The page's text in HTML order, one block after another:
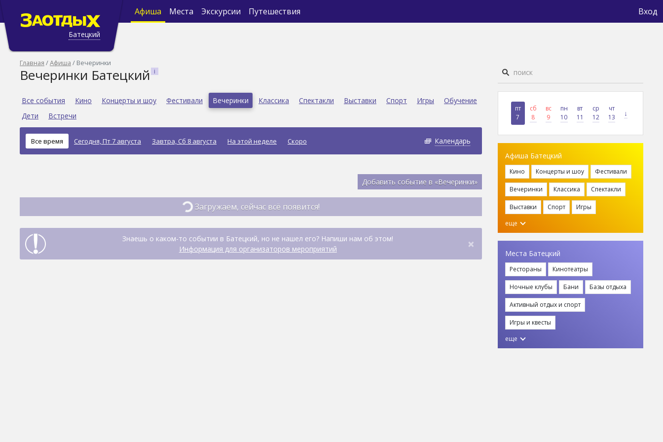
Батецкий
Афиша Места Экскурсии Путешествия Вход
Главная Афиша Вечеринки
Вечеринки Батецкий
Все события Кино Концерты и шоу Фестивали Вечеринки Классика Спектакли Выставки Спорт Игры
Обучение
Дети
Встречи
Все время Сегодня, Пт 7 августа Завтра, Сб 8 августа На этой неделе Скоро Календарь
Добавить событие в «Вечеринки»
Загружаем, сейчас всё появится!
Знаешь о каком-то событии в Батецкий, но не нашел его? Напиши нам об этом!
Информация для организаторов мероприятий
×
пт
7
сб
8
вс
9
пн
10
вт
11
ср
12
чт
13
↓
Афиша Батецкий
Кино Концерты и шоу Фестивали
Вечеринки Классика Спектакли
Выставки Спорт
Игры
еще
Места Батецкий
Рестораны Кинотеатры
Ночные клубы Бани Базы отдыха
Активный отдых и спорт
Игры и квесты
еще